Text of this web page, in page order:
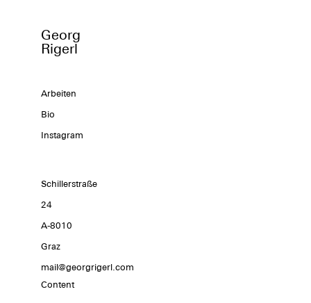
Georg
Rigerl
Arbeiten
Bio
Instagram
Schillerstraße
24
A-8010
Graz
mail@georgrigerl.com
Content